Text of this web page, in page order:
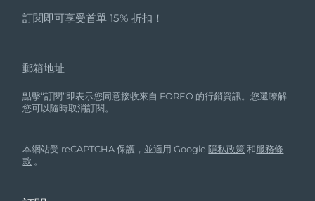
訂閱即可享受首單 15% 折扣！
郵箱地址
點擊“訂閱”即表示您同意接收來自 FOREO 的行銷資訊。您還瞭解
您可以隨時取消訂閱。
本網站受 reCAPTCHA 保護，並適用 Google隱私政策 和服務條
款 。